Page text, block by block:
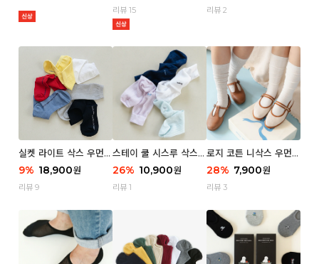
리뷰 15 리뷰 2
실켓 라이트 삭스 우먼 3
P
9% 18,900원
리뷰 9
스테이 쿨 시스루 삭스
우먼 2P
26% 10,900원
리뷰 1
로지 코튼 니삭스 우먼 1
P
28% 7,900원
리뷰 3